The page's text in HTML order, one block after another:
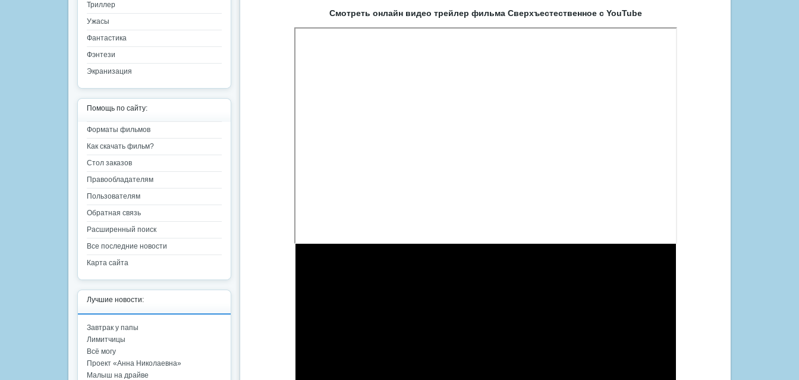
Смотреть онлайн видео трейлер фильма Сверхъестественное с YouTube
Триллер
Ужасы
Фантастика
Фэнтези
Экранизация
Помощь по сайту:
Форматы фильмов
Как скачать фильм?
Стол заказов
Правообладателям
Пользователям
Обратная связь
Расширенный поиск
Все последние новости
Карта сайта
Лучшие новости:
Завтрак у папы
Лимитчицы
Всё могу
Проект «Анна Николаевна»
Малыш на драйве